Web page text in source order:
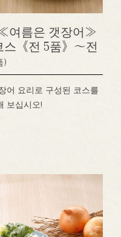
여름은 갯장어≫
《전 5품》～전
)
어 요리로 구성된 코스를
보십시오!